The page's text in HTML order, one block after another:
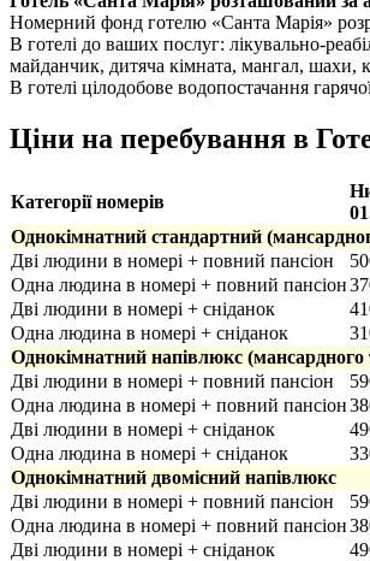
Номерний фонд готелю «Санта Марія»
В готелі до ваших послуг: лікувально-
майданчик, дитяча кімната, мангал, шахи,
В готелі цілодобове водопостачання
Ціни на перебування в
Категорії номерів
Однокімнатний стандартний
Дві людини в номері + повний пансіон
Одна людина в номері + повний пансіон
Дві людини в номері + сніданок
Одна людина в номері + сніданок
Однокімнатний напівлюкс (мансардного
Дві людини в номері + повний пансіон
Одна людина в номері + повний пансіон
Дві людини в номері + сніданок
Одна людина в номері + сніданок
Однокімнатний двомісний напівлюкс
Дві людини в номері + повний пансіон
Одна людина в номері + повний пансіон
Дві людини в номері + сніданок